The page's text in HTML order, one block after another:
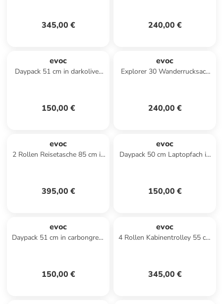
345,00 € 240,00 €
evoc
Daypack 51 cm in darkolive-
150,00 €
evoc
Explorer 30 Wanderrucksack
240,00 €
evoc
2 Rollen Reisetasche 85 cm in
395,00 €
evoc
Daypack 50 cm Laptopfach in
150,00 €
evoc
Daypack 51 cm in carbongrey-
150,00 €
evoc
4 Rollen Kabinentrolley 55 cm
345,00 €